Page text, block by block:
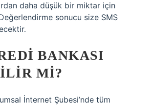
daha düşük bir miktar için
sonucu size SMS
BANKASI
MI?
İnternet Şubesi’nde tüm